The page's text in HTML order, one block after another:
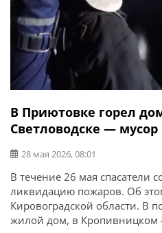
В Приютовке горел
Светловодске — мусор
28 мая 2026, 08:01
В течение 26 мая спасатели
ликвидацию пожаров. Об
Кировоградской области. В
жилой дом, в Кропивницком